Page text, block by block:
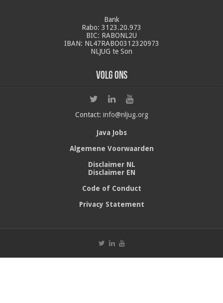
Bank
Rabo: 3123.20.973
BIC: RABONL2U
IBAN: NL47RABO0312320973
NLJUG te Son
Volg ons
Contact: info@nljug.org
Java Jobs
Algemene Voorwaarden
Disclaimer NL
Disclaimer EN
Code of Conduct
Privacy Statement